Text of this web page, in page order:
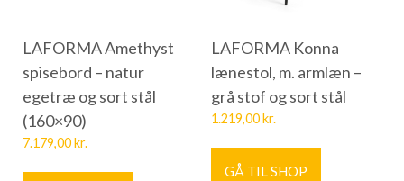
LAFORMA Amethyst
spisebord – natur
egetræ og sort stål
(160×90)
7.179,00kr.
LAFORMA Konna
lænestol, m. armlæn –
grå stof og sort stål
1.219,00kr.
GÅ TIL SHOP